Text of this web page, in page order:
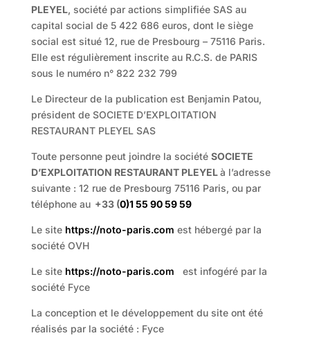
PLEYEL, société par actions simplifiée SAS au
capital social de 5 422 686 euros, dont le siège
social est situé 12, rue de Presbourg – 75116 Paris.
Elle est régulièrement inscrite au R.C.S. de PARIS
sous le numéro n° 822 232 799
Le Directeur de la publication est Benjamin Patou,
président de SOCIETE D’EXPLOITATION
RESTAURANT PLEYEL SAS
Toute personne peut joindre la société SOCIETE
D’EXPLOITATION RESTAURANT PLEYELà l’adresse
suivante : 12 rue de Presbourg 75116 Paris, ou par
téléphone au +33 (0)1 55 90 59 59
Le site https://noto-paris.com est hébergé par la
société OVH
Le site https://noto-paris.com est infogéré par la
société Fyce
La conception et le développement du site ont été
réalisés par la société : Fyce